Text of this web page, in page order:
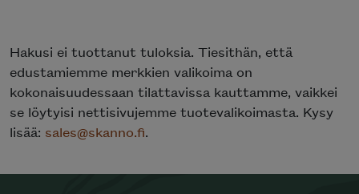
Hakusi ei tuottanut tuloksia. Tiesithän, että
edustamiemme merkkien valikoima on
kokonaisuudessaan tilattavissa kauttamme, vaikkei
se löytyisi nettisivujemme tuotevalikoimasta. Kysy
lisää: sales@skanno.fi.